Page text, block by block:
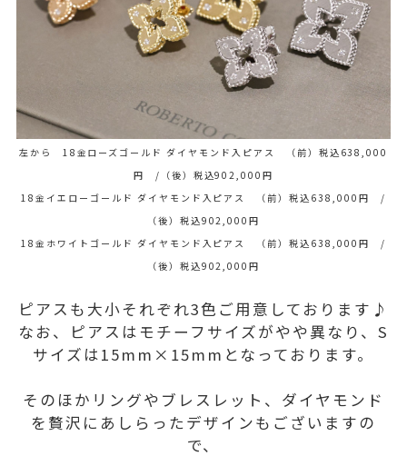
左から 18金ローズゴールド ダイヤモンド入ピアス （前）税込638,000
円 /（後）税込902,000円
18金イエローゴールド ダイヤモンド入ピアス （前）税込638,000円 /
（後）税込902,000円
18金ホワイトゴールド ダイヤモンド入ピアス （前）税込638,000円 /
（後）税込902,000円
ピアスも大小それぞれ3色ご用意しております♪
なお、ピアスはモチーフサイズがやや異なり、S
サイズは15mm×15mmとなっております。
そのほかリングやブレスレット、ダイヤモンド
を贅沢にあしらったデザインもございますの
で、